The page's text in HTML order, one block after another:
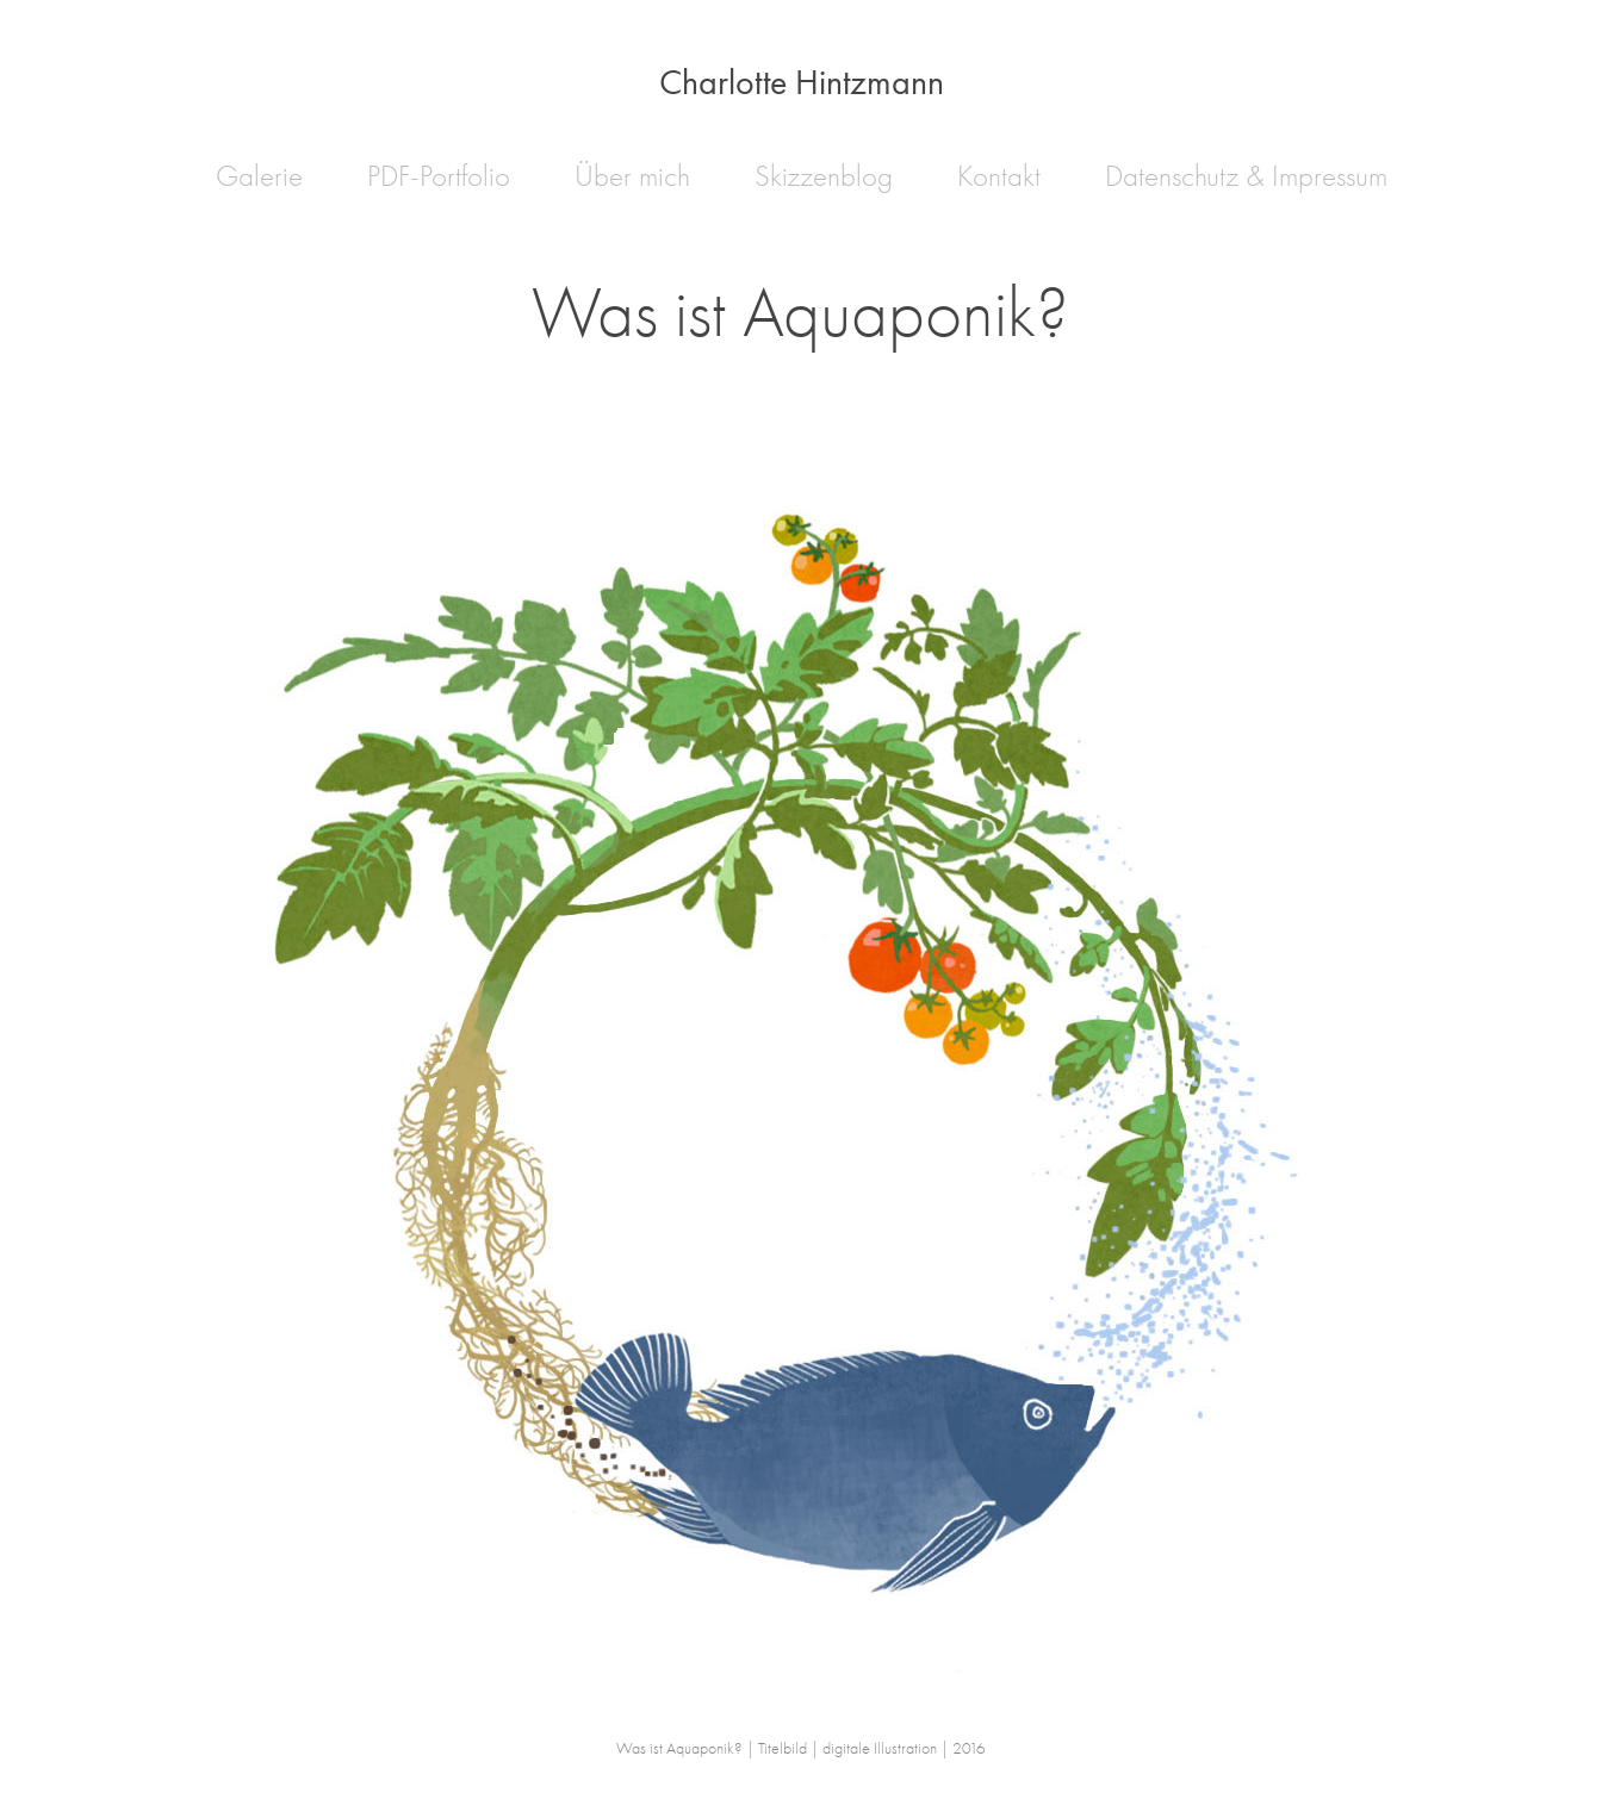
Charlotte Hintzmann
Galerie PDF-Portfolio Über mich Skizzenblog Kontakt Datenschutz & Impressum
Was ist Aquaponik?
Was ist Aquaponik? | Titelbild | digitale Illustration | 2016